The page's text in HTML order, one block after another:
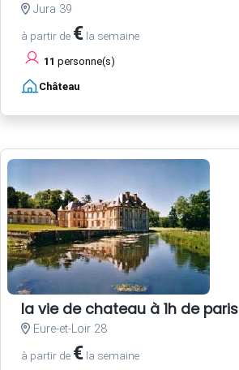
Jura 39
à partir de € la semaine
11 personne(s)
Château
la vie de chateau à 1h de paris
Eure-et-Loir 28
à partir de € la semaine